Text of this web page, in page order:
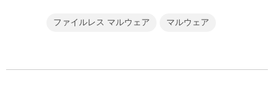
ファイルレス マルウェア マルウェア